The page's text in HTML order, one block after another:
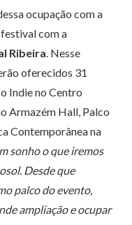
ocupação com a
com a
Ribeira. Nesse
oferecidos 31
Indie no Centro
Armazém Hall, Palco
Contemporânea na
sonho o que iremos
Desde que
palco do evento,
ampliação e ocupar